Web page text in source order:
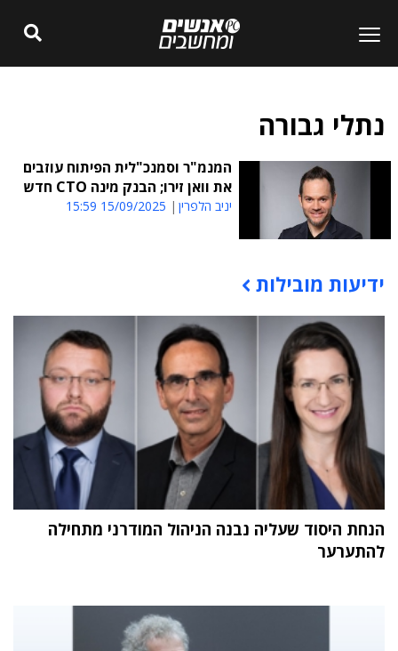
נתלי גבורה
המנמ"ר וסמנכ"לית הפיתוח עוזבים
את וואן זירו; הבנק מינה CTO חדש
יניב הלפרין 15/09/2025 15:59
תוכן פרסומי
ידיעות מובילות
הנחת היסוד שעליה נבנה הניהול המודרני מתחילה
להתערער